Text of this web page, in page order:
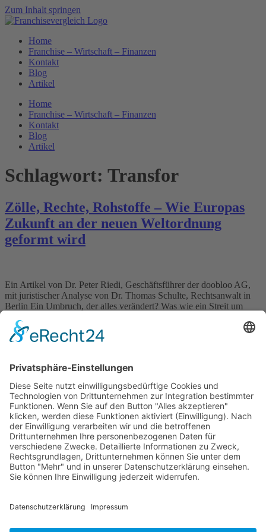
Zum Inhalt springen
Home
Franchise – Wirtschaft – Finanzen
Kontakt
Blog
Artikel
Home
Franchise – Wirtschaft – Finanzen
Kontakt
Blog
Artikel
Schlagwort: Transfor
Zölle, Rechte, Rohstoffe – Wie Europas
Zukunft an der neuen Weltordnung
geformt wird
Ein Artikel von Dr. Peter Riedi, Geschäftsführer der doobloo AG,
mit juristischer Analyse von Dr. Thomas Schulte, Rechtsanwalt in
Berlin Ein Umbruch, der alles verändert? Was wie ein Streit um
globalen Ordnung. Mit seiner aggressiven Zollpolitik hat US-
Präsident Donald Trump eine Debatte entfacht, die weit über […]
Impressum
Datenschutz
Kooperation
Werbung
Presse- und Öffentlichkeitsarbeit
Aktuelles
Themenwelt